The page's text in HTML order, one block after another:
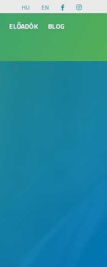
HU EN
ELŐADÓK BLOG